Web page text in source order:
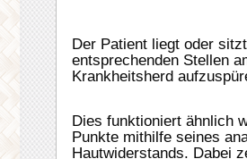
Der Patient liegt oder
entsprechenden Stellen
Krankheitsherd
Dies funktioniert ähnlich
Punkte mithilfe seines
Hautwiderstands. Dabei